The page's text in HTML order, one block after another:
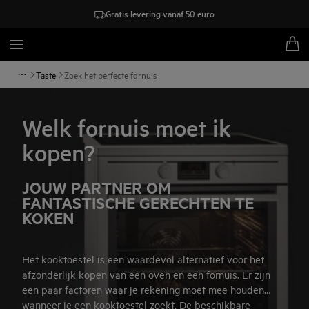
Gratis levering vanaf 50 euro
Taste Zoek het perfecte fornuis
Welk fornuis moet ik
kopen?
JOUW PARTNER OM
FANTASTISCHE GERECHTEN TE
KOKEN
Het kooktoestel is een waardevol alternatief voor het
afzonderlijk kopen van een oven en een fornuis. Er zijn
een paar factoren waar je rekening moet mee houden
wanneer je een kooktoestel zoekt. De beschikbare